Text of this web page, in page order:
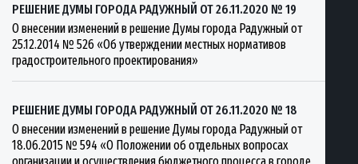
РЕШЕНИЕ ДУМЫ ГОРОДА РАДУЖНЫЙ ОТ 26.11.2020 № 19
О внесении изменений в решение Думы города Радужный от
25.12.2014 № 526 «Об утверждении местных нормативов
градостроительного проектирования»
РЕШЕНИЕ ДУМЫ ГОРОДА РАДУЖНЫЙ ОТ 26.11.2020 № 18
О внесении изменений в решение Думы города Радужный от
18.06.2015 № 594 «О Положении об отдельных вопросах
организации и осуществления бюджетного процесса в городе